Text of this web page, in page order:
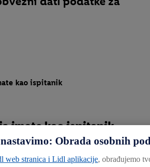
kao ispitanik
imate kao ispitanik
Obrada osobnih
web stranica i Lidl aplikacije, obrađujemo